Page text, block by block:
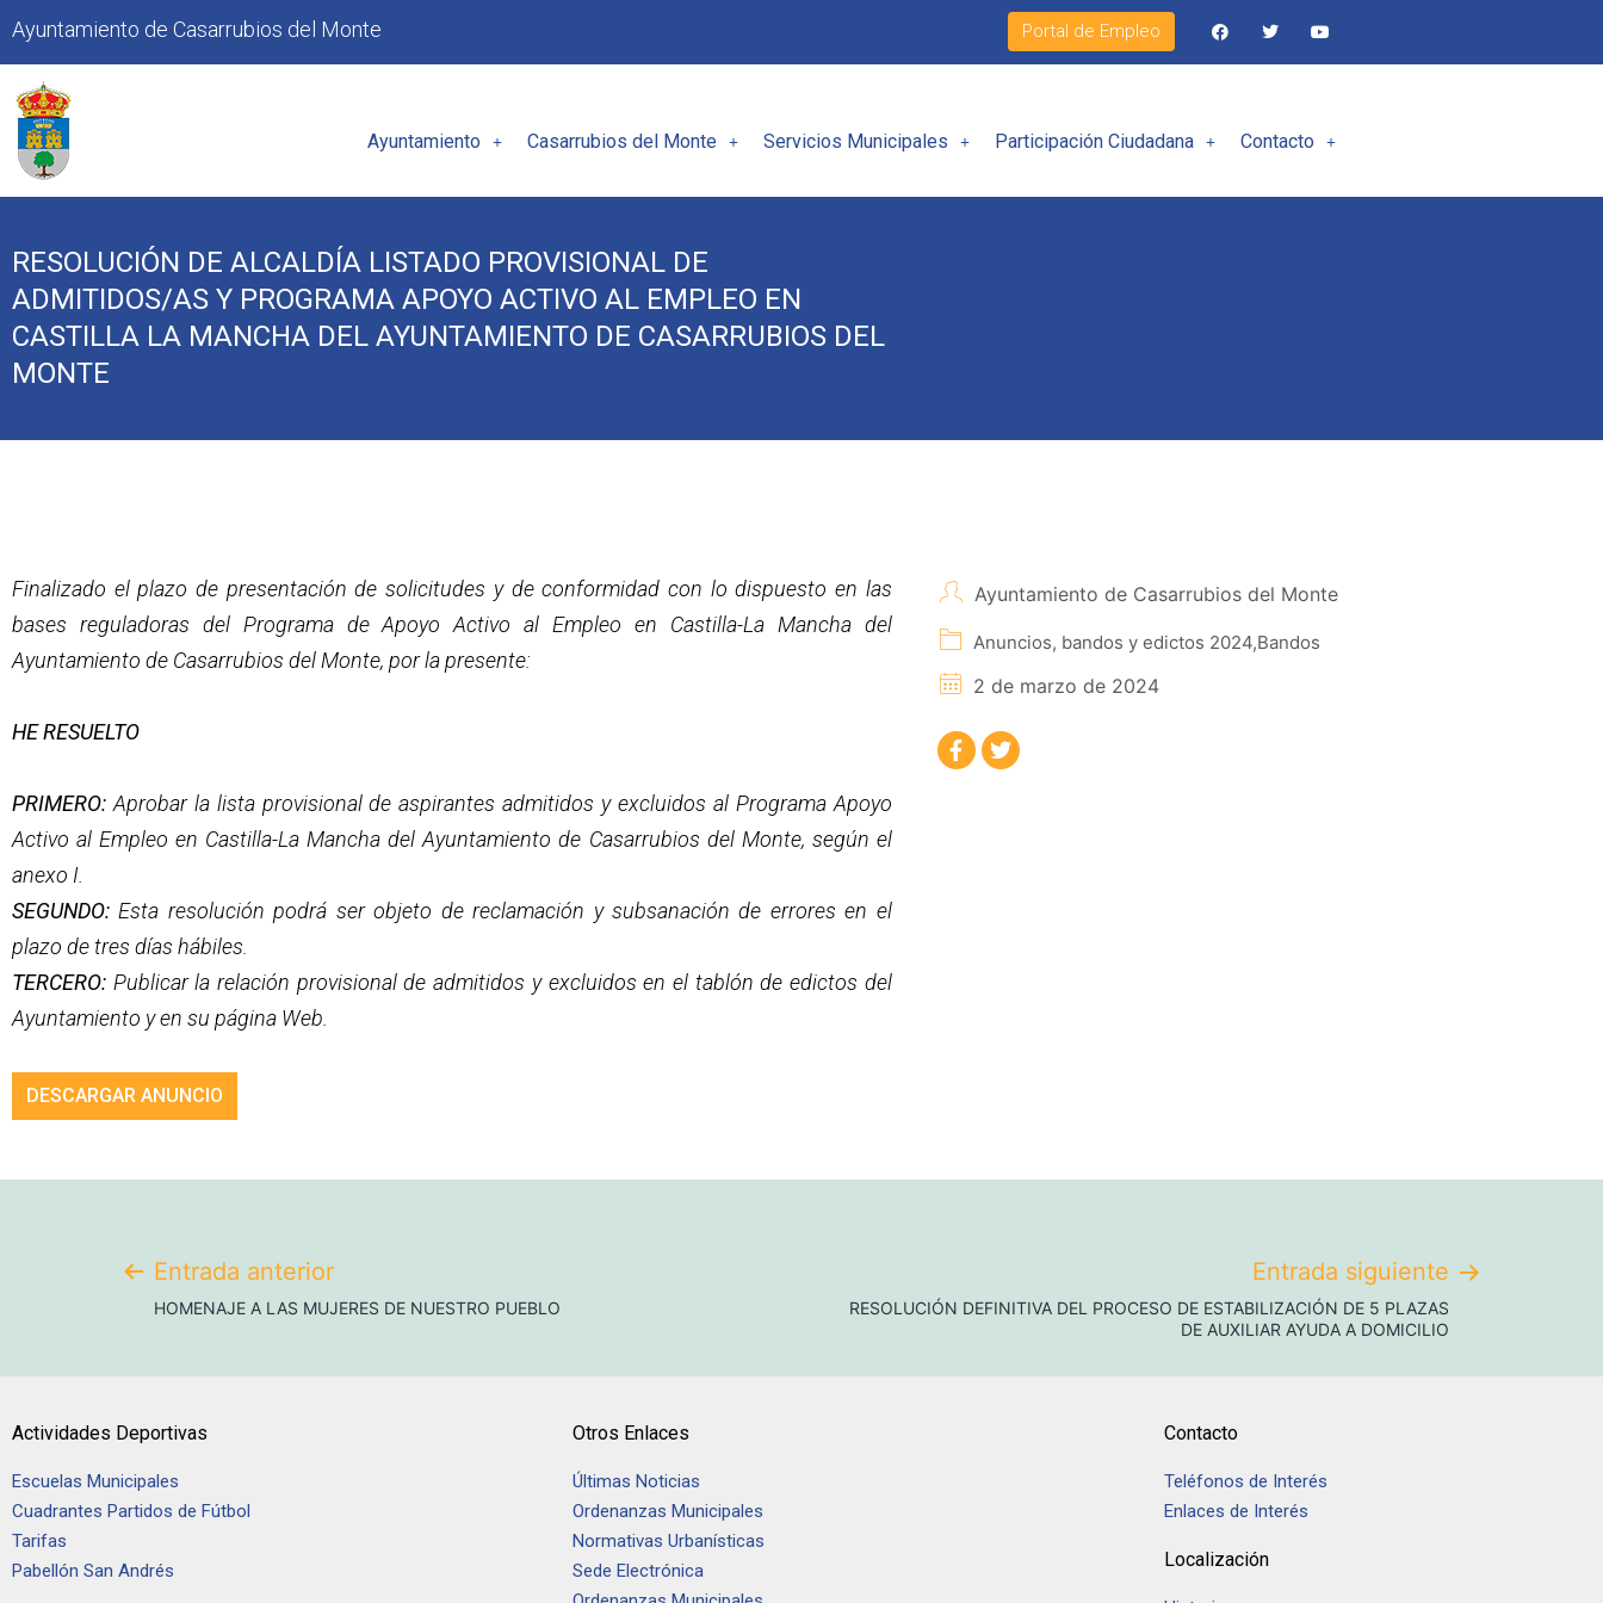
Ayuntamiento de Casarrubios del Monte Portal de Empleo
Ayuntamiento Casarrubios del Monte Servicios Municipales Participación Ciudadana Contacto
RESOLUCIÓN DE ALCALDÍA LISTADO PROVISIONAL DE
ADMITIDOS/AS Y PROGRAMA APOYO ACTIVO AL EMPLEO EN
CASTILLA LA MANCHA DEL AYUNTAMIENTO DE CASARRUBIOS DEL
MONTE
Finalizado el plazo de presentación de solicitudes y de conformidad con lo dispuesto en las
bases reguladoras del Programa de Apoyo Activo al Empleo en Castilla-La Mancha del
Ayuntamiento de Casarrubios del Monte, por la presente:
HE RESUELTO
PRIMERO: Aprobar la lista provisional de aspirantes admitidos y excluidos al Programa Apoyo
Activo al Empleo en Castilla-La Mancha del Ayuntamiento de Casarrubios del Monte, según el
anexo I.
SEGUNDO: Esta resolución podrá ser objeto de reclamación y subsanación de errores en el
plazo de tres días hábiles.
TERCERO: Publicar la relación provisional de admitidos y excluidos en el tablón de edictos del
Ayuntamiento y en su página Web.
DESCARGAR ANUNCIO
Ayuntamiento de Casarrubios del Monte
Anuncios, bandos y edictos 2024,Bandos
2 de marzo de 2024
Entrada anterior
HOMENAJE A LAS MUJERES DE NUESTRO PUEBLO
Entrada siguiente
RESOLUCIÓN DEFINITIVA DEL PROCESO DE ESTABILIZACIÓN DE 5 PLAZAS
DE AUXILIAR AYUDA A DOMICILIO
Actividades Deportivas
Escuelas Municipales
Cuadrantes Partidos de Fútbol
Tarifas
Pabellón San Andrés
Otros Enlaces
Últimas Noticias
Ordenanzas Municipales
Normativas Urbanísticas
Sede Electrónica
Contacto
Teléfonos de Interés
Enlaces de Interés
Localización